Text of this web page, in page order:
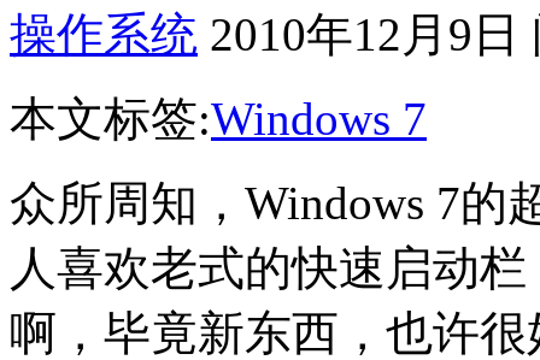
操作系统 2010年12月9日
本文标签:Windows 7
众所周知，Windows 7的
人喜欢老式的快速启动
啊，毕竟新东西，也许